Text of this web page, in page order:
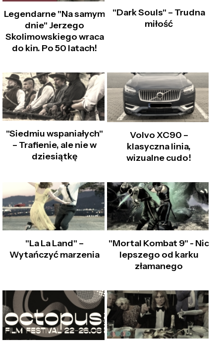
Legendarne "Na samym
dnie" Jerzego
Skolimowskiego wraca
do kin. Po 50 latach!
"Dark Souls" – Trudna
miłość
"Siedmiu wspaniałych"
– Trafienie, ale nie w
dziesiątkę
Volvo XC90 –
klasyczna linia,
wizualne cudo!
"La La Land" –
Wytańczyć marzenia
"Mortal Kombat 9" - Nic
lepszego od karku
złamanego